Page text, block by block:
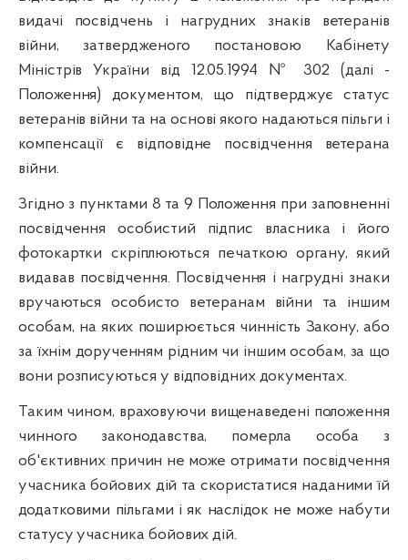
видачі посвідчень і нагрудних знаків ветеранів
війни, затвердженого постановою Кабінету
Міністрів України від 12.05.1994 № 302 (далі -
Положення) документом, що підтверджує статус
ветеранів війни та на основі якого надаються пільги і
компенсації є відповідне посвідчення ветерана
війни.
Згідно з пунктами 8 та 9 Положення при заповненні
посвідчення особистий підпис власника і його
фотокартки скріплюються печаткою органу, який
видавав посвідчення. Посвідчення і нагрудні знаки
вручаються особисто ветеранам війни та іншим
особам, на яких поширюється чинність Закону, або
за їхнім дорученням рідним чи іншим особам, за що
вони розписуються у відповідних документах.
Таким чином, враховуючи вищенаведені положення
чинного законодавства, померла особа з
об'єктивних причин не може отримати посвідчення
учасника бойових дій та скористатися наданими їй
додатковими пільгами і як наслідок не може набути
статусу учасника бойових дій.